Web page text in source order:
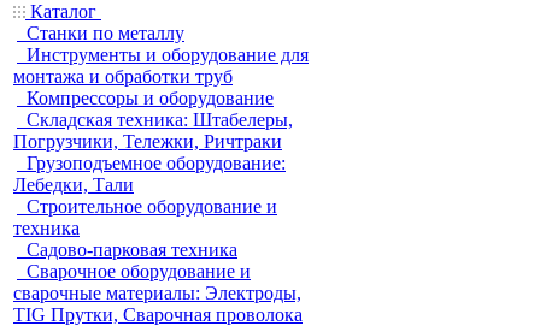
Каталог
Станки по металлу
Инструменты и оборудование для
монтажа и обработки труб
Компрессоры и оборудование
Складская техника: Штабелеры,
Погрузчики, Тележки, Ричтраки
Грузоподъемное оборудование:
Лебедки, Тали
Строительное оборудование и
техника
Садово-парковая техника
Сварочное оборудование и
сварочные материалы: Электроды,
TIG Прутки, Сварочная проволока